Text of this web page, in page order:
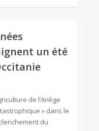
un été
de l’Ariège
» dans le
du